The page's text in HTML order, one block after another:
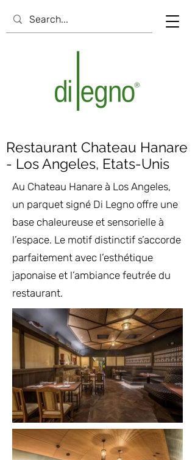
Restaurant Chateau Hanare
- Los Angeles, Etats-Unis
Au Chateau Hanare à Los Angeles,
un parquet signé Di Legno offre une
base chaleureuse et sensorielle à
l’espace. Le motif distinctif s’accorde
parfaitement avec l’esthétique
japonaise et l’ambiance feutrée du
restaurant.